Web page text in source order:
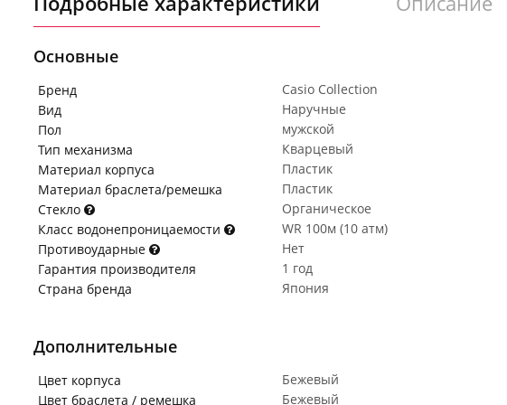
Основные
Бренд
Casio Collection
Вид
Наручные
Пол
мужской
Тип механизма
Кварцевый
Материал корпуса
Пластик
Материал браслета/ремешка
Пластик
Стекло
Органическое
Класс водонепроницаемости
WR 100м (10 атм)
Противоударные
Нет
Гарантия производителя
1 год
Страна бренда
Япония
Дополнительные
Цвет корпуса
Бежевый
Цвет браслета / ремешка
Бежевый